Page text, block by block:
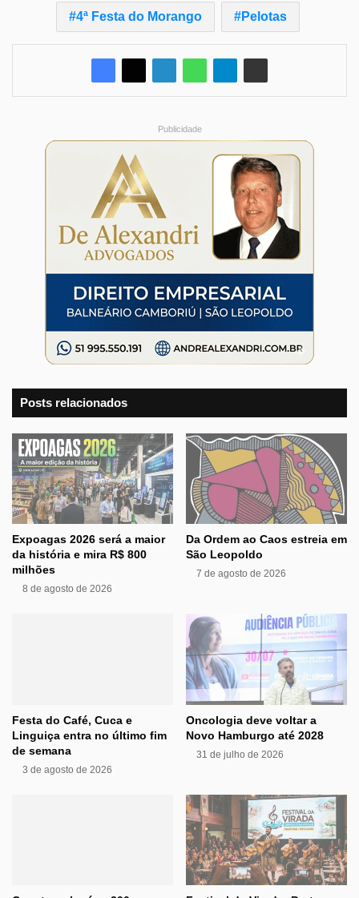
4ª Festa do Morango Pelotas
Publicidade
Posts relacionados
Expoagas 2026 será a maior
da história e mira R$ 800
milhões
8 de agosto de 2026
Da Ordem ao Caos estreia em
São Leopoldo
7 de agosto de 2026
Festa do Café, Cuca e
Linguiça entra no último fim
de semana
3 de agosto de 2026
Oncologia deve voltar a
Novo Hamburgo até 2028
31 de julho de 2026